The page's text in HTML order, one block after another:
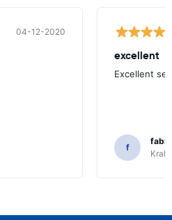
04-12-2020
excellent
Excellent
f